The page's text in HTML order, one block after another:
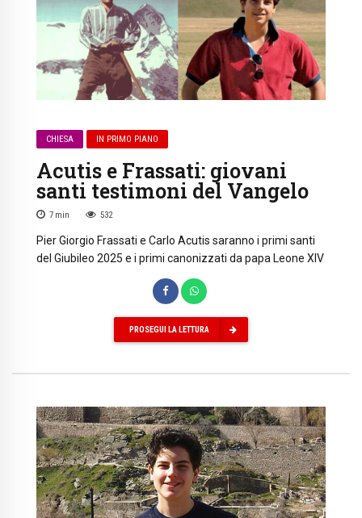
CHIESA IN PRIMO PIANO
Acutis e Frassati: giovani
santi testimoni del Vangelo
7 min 532
Pier Giorgio Frassati e Carlo Acutis saranno i primi santi
del Giubileo 2025 e i primi canonizzati da papa Leone XIV
PROSEGUI LA LETTURA